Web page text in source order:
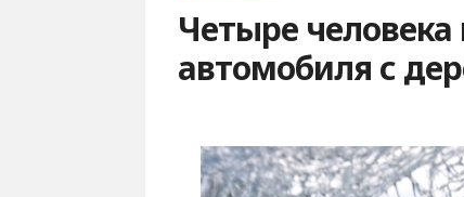
Четыре человека
автомобиля с